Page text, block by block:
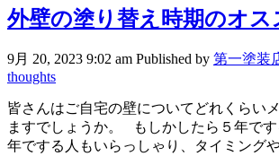
外壁の塗り替え時期のオス
9月 20, 2023 9:02 am Published by 第一塗装
thoughts
皆さんはご自宅の壁についてどれくらい
ますでしょうか。 もしかしたら５年で
年でする人もいらっしゃり、タイミング